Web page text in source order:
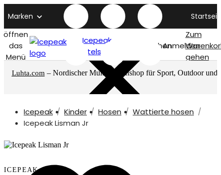
Marken
öffnen
das
Menü
Icepeak
titelseite
SuchenAnmelden
Zum
gehen
Luhta.com – Nordischer Multimarkenshop für Sport, Outdoor und
Icepeak Kinder Hosen
Wattierte hosen
Icepeak Lisman Jr
ICEPEAK